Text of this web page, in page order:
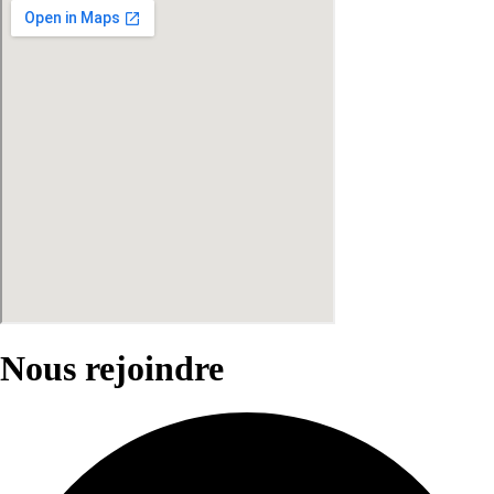
Nous rejoindre